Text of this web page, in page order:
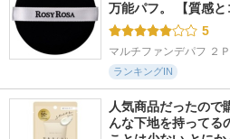
万能パフ。 【質感
5
マルチファンデパフ ２Ｐ
ランキングIN
人気商品だったので
んな下地を持ってる